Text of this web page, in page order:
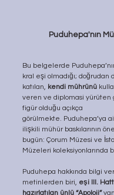
Puduhepa'nın
Bu belgelerde
kral eşi olmadığı;
katılan, kendi mührünü
veren ve diplomasi yürüten
figür olduğu açıkça
görülmekte. Puduhepa’ya
ilişkili mühür baskılarının
bugün: Çorum Müzesi ve
Müzeleri koleksiyonlarında
Puduhepa hakkında bilgi
metinlerden biri, eşi III.
hazırlatılan ünlü “Apoloji”